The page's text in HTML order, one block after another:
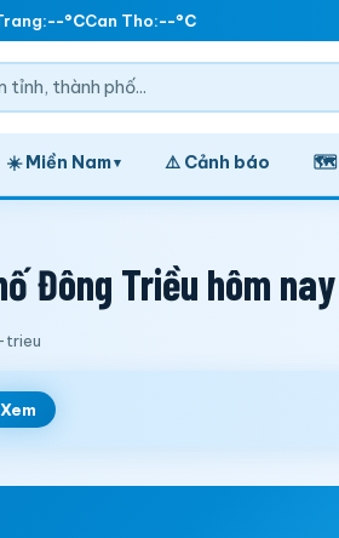
--°CCan Tho:--°C
☀️ Miền Nam▾ ⚠️ Cảnh báo 🗺️
Triều hôm
trieu
Xem